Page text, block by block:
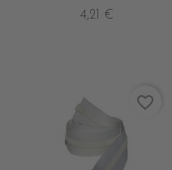
4,21 €
favorite_border